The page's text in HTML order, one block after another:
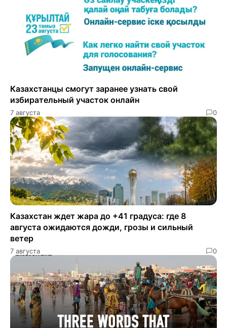
Казахстанцы смогут заранее узнать свой
избирательный участок онлайн
7 августа 0
Казахстан ждет жара до +41 градуса: где 8
августа ожидаются дожди, грозы и сильный
ветер
7 августа 0